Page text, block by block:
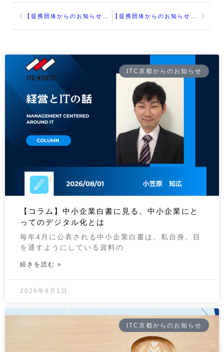
ITC京都からのお知らせ
【コラム】中小企業白書に見る、中小企業にと
ってのデジタル化とは
毎年4月に公表される中小企業白書は、私自身、目
を通すようにしている資料の
続きを読む »
2026年8月1日
ITC京都からのお知らせ